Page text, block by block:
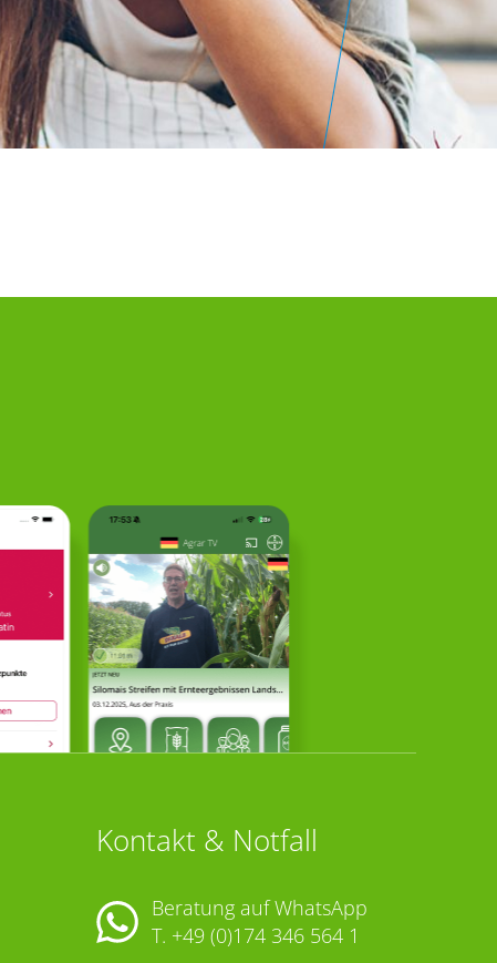
Kontakt & Notfall
Beratung auf WhatsApp
T. +49 (0)174 346 564 1